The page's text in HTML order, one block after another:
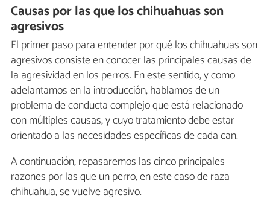
Causas por las que los chihuahuas son
agresivos
El primer paso para entender por qué los chihuahuas son
agresivos consiste en conocer las principales causas de
la agresividad en los perros. En este sentido, y como
adelantamos en la introducción, hablamos de un
problema de conducta complejo que está relacionado
con múltiples causas, y cuyo tratamiento debe estar
orientado a las necesidades específicas de cada can.
A continuación, repasaremos las cinco principales
razones por las que un perro, en este caso de raza
chihuahua, se vuelve agresivo.